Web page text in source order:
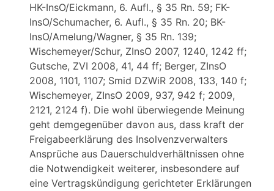
HK-InsO/Eickmann, 6. Aufl., § 35 Rn. 59; FK-
InsO/Schumacher, 6. Aufl., § 35 Rn. 20; BK-
InsO/Amelung/Wagner, § 35 Rn. 139;
Wischemeyer/Schur, ZInsO 2007, 1240, 1242 ff;
Gutsche, ZVI 2008, 41, 44 ff; Berger, ZInsO
2008, 1101, 1107; Smid DZWiR 2008, 133, 140 f;
Wischemeyer, ZInsO 2009, 937, 942 f; 2009,
2121, 2124 f). Die wohl überwiegende Meinung
geht demgegenüber davon aus, dass kraft der
Freigabeerklärung des Insolvenzverwalters
Ansprüche aus Dauerschuldverhältnissen ohne
die Notwendigkeit weiterer, insbesondere auf
eine Vertragskündigung gerichteter Erklärungen